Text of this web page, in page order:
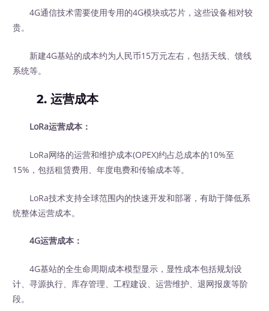
4G通信技术需要使用专用的4G模块或芯片，这些设备相对较
贵。
新建4G基站的成本约为人民币15万元左右，包括天线、馈线
系统等。
2. 运营成本
LoRa运营成本：
LoRa网络的运营和维护成本(OPEX)约占总成本的10%至
15%，包括租赁费用、年度电费和传输成本等。
LoRa技术支持全球范围内的快速开发和部署，有助于降低系
统整体运营成本。
4G运营成本：
4G基站的全生命周期成本模型显示，显性成本包括规划设
计、寻源执行、库存管理、工程建设、运营维护、退网报废等阶
段。